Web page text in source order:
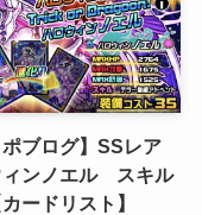
ポブログ】SSレア
ィンノエル スキル
ードリスト】